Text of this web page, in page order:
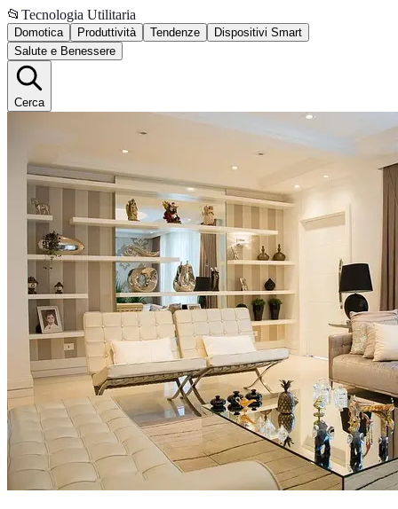
📂 Tecnologia Utilitaria
Domotica Produttività Tendenze
Dispositivi Smart
Salute e Benessere
Cerca